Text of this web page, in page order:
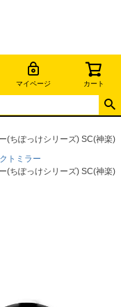
マイページ カート
(ちぽっけシリーズ) SC(神楽)
トミラー
(ちぽっけシリーズ) SC(神楽)